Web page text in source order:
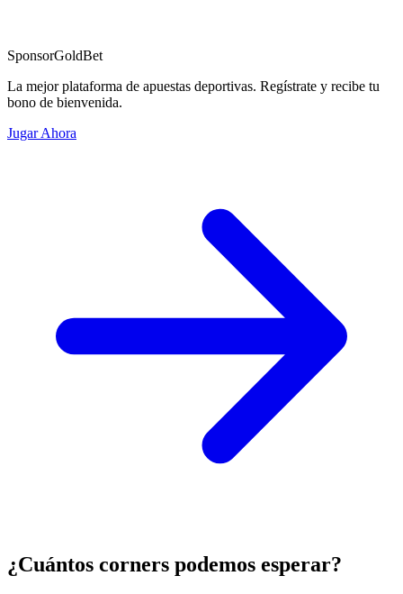
SponsorGoldBet
La mejor plataforma de apuestas deportivas. Regístrate y recibe tu
bono de bienvenida.
Jugar Ahora
¿Cuántos corners podemos esperar?